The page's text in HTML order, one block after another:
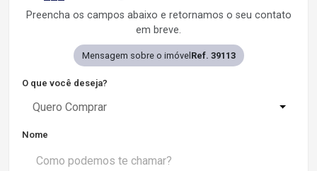
Preencha os campos abaixo e retornamos o seu contato
em breve.
Mensagem sobre o imóvel Ref. 39113
O que você deseja?
Quero Comprar
Nome